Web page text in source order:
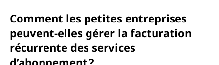
Comment les petites entreprises
peuvent-elles gérer la facturation
récurrente des services
d’abonnement ?